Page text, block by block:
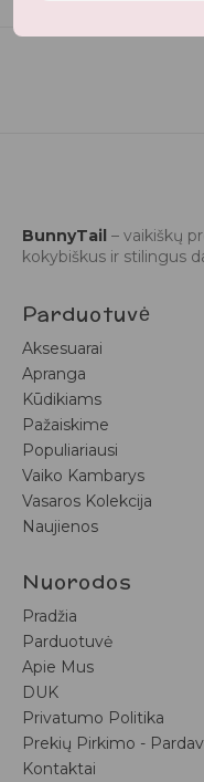
BunnyTail – vaikiškų
kokybiškus ir stilingus
Parduotuvė
Aksesuarai
Apranga
Kūdikiams
Pažaiskime
Populiariausi
Vaiko Kambarys
Vasaros Kolekcija
Naujienos
Nuorodos
Pradžia
Parduotuvė
Apie Mus
DUK
Privatumo Politika
Prekių Pirkimo -
Kontaktai